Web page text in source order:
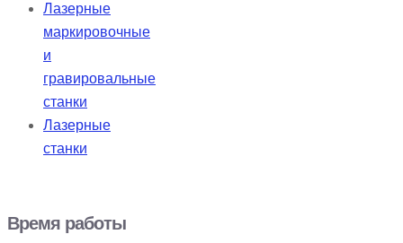
Лазерные
маркировочные
и
гравировальные
станки
Лазерные
станки
Время работы